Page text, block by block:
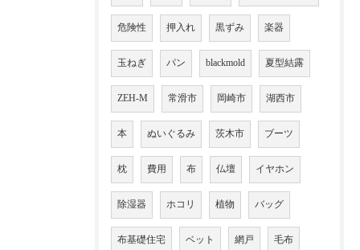
危険性 押入れ 黒ずみ 楽器
玉ねぎ パン blackmold 夏型結露
ZEH-M 常滑市 岡崎市 湖西市
本 ぬいぐるみ 茨木市 ブーツ
枕 費用 布 仏壇 イヤホン
除湿器 ホコリ 植物 バッグ
布基礎住宅 ベット 網戸 毛布